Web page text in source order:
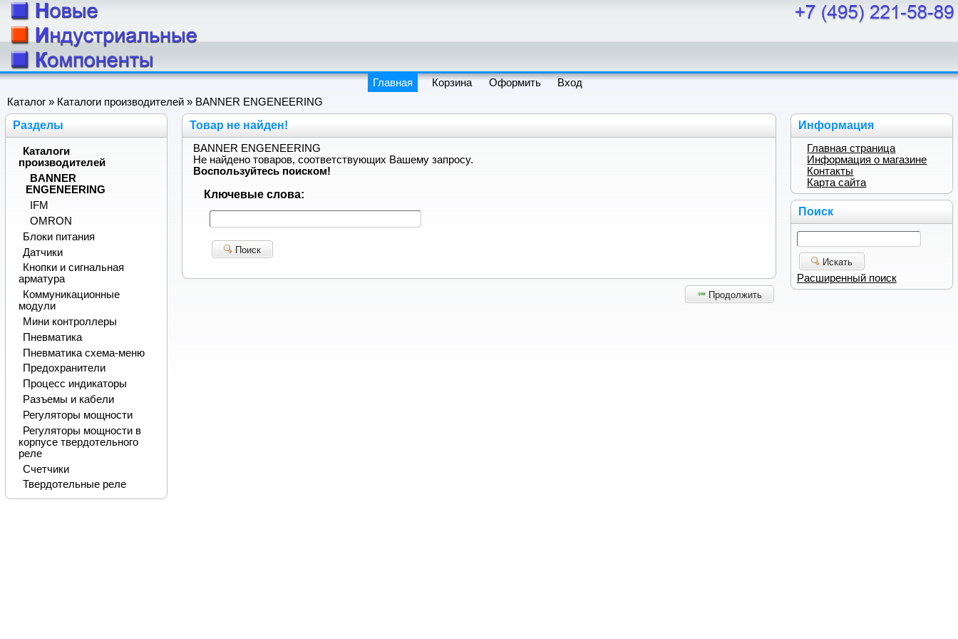
Главная Корзина Оформить
Вход
Каталог » Каталоги производителей » BANNER ENGENEERING
Товар не найден!
BANNER ENGENEERING
Не найдено товаров, соответствующих Вашему запросу.
Воспользуйтесь поиском!
Ключевые слова:
Поиск
Продолжить
Разделы
Каталоги
производителей
BANNER
ENGENEERING
IFM
OMRON
Блоки питания
Датчики
Кнопки и сигнальная
арматура
Коммуникационные
модули
Мини контроллеры
Пневматика
Пневматика схема-меню
Предохранители
Процесс индикаторы
Разъемы и кабели
Регуляторы мощности
Регуляторы мощности в
корпусе твердотельного
реле
Счетчики
Твердотельные реле
Информация
Главная страница
Информация о магазине
Контакты
Карта сайта
Поиск
Искать
Расширенный поиск